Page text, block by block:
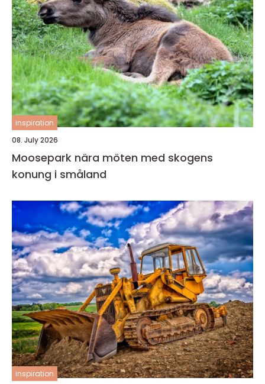
inspiration
08. July 2026
Moosepark nära möten med skogens
konung i småland
inspiration